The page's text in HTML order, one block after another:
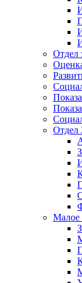
Отдел
Малое